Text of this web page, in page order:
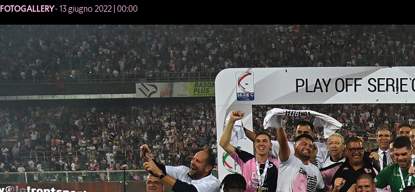
FOTOGALLERY- 13 giugno 2022 | 00:00